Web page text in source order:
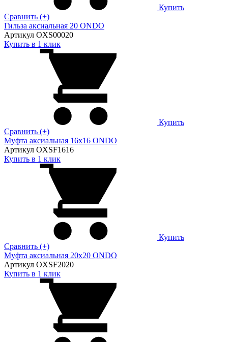
Купить
Сравнить (+)
Гильза аксиальная 20 ONDO
Артикул OXS00020
Купить в 1 клик
Купить
Сравнить (+)
Муфта аксиальная 16х16 ONDO
Артикул OXSF1616
Купить в 1 клик
Купить
Сравнить (+)
Муфта аксиальная 20х20 ONDO
Артикул OXSF2020
Купить в 1 клик